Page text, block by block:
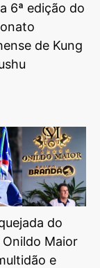
6ª edição do
de Kung
do
Onildo Maior
e